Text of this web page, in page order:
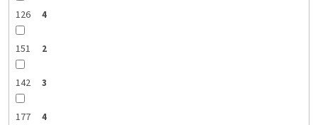
126 4
151 2
142 3
177 4